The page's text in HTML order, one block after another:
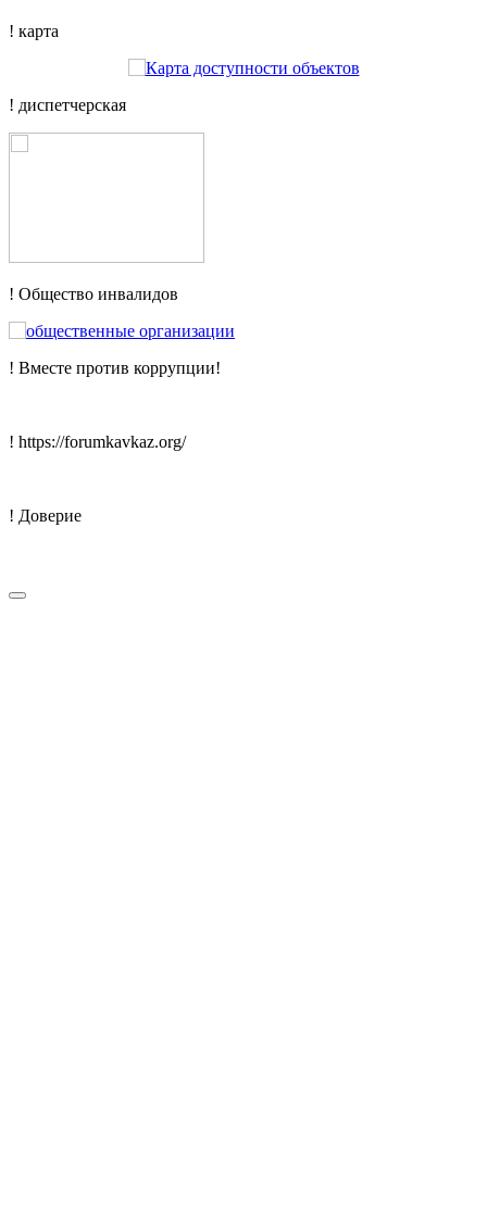
! карта
! диспетчерская
! Общество инвалидов
! Вместе против коррупции!
! https://forumkavkaz.org/
! Доверие